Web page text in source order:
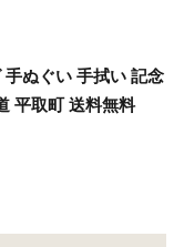
ぬぐい 手拭い 記念
平取町 送料無料